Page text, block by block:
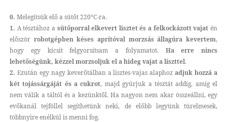
0. Melegítsük elő a sütőt 220°C-ra.
1. A tésztához a sütőporral elkevert lisztet és a felkockázott vajat én
először robotgépben késes aprítóval morzsás állagúra kevertem,
hogy egy kicsit felgyorsítsam a folyamatot. Ha erre nincs
lehetőségünk, kézzel morzsoljuk el a hideg vajat a liszttel.
2. Ezután egy nagy keverőtálban a lisztes-vajas alaphozadjuk hozzá a
két tojássárgáját és a cukrot, majd gyúrjuk a tésztát addig, amíg el
nem válik a táltól és a kezünktől. Ha nagyon nem akar összeállni, egy
evőkanál tejföllel segíthetünk neki, de előbb legyünk türelmesek,
többnyire enélkül is menni fog.